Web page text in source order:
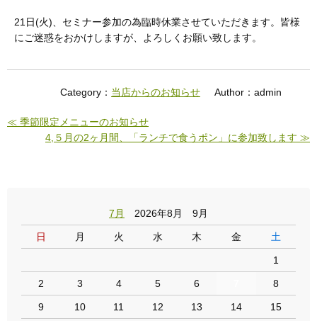
21日(火)、セミナー参加の為臨時休業させていただきます。皆様
にご迷惑をおかけしますが、よろしくお願い致します。
Category： 当店からのお知らせ Author：admin
≪ 季節限定メニューのお知らせ
4,５月の2ヶ月間、「ランチで食うポン」に参加致します ≫
7月 2026年8月 9月
日 月 火 水 木 金 土
1
2 3 4 5 6 8
9 10 11 12 13 14 15